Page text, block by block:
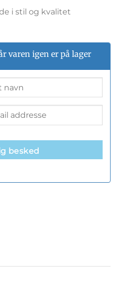
i stil og kvalitet
varen igen er på lager
besked